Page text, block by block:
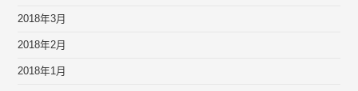
2018年3月
2018年2月
2018年1月